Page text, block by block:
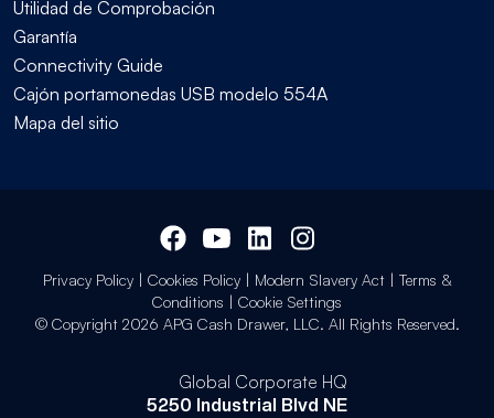
Utilidad de Comprobación
Garantía
Connectivity Guide
Cajón portamonedas USB modelo 554A
Mapa del sitio
Privacy Policy| Cookies Policy| Modern Slavery Act| Terms &
Conditions | Cookie Settings
© Copyright 2026 APG Cash Drawer, LLC. All Rights Reserved.
Global Corporate HQ
5250 Industrial Blvd NE